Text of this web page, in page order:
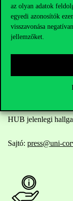
az olyan adatok
egyedi azonosítók
visszavonása
jellemzőket.
Elérhetőségek
HUB jelenlegi
Sajtó: press@uni-